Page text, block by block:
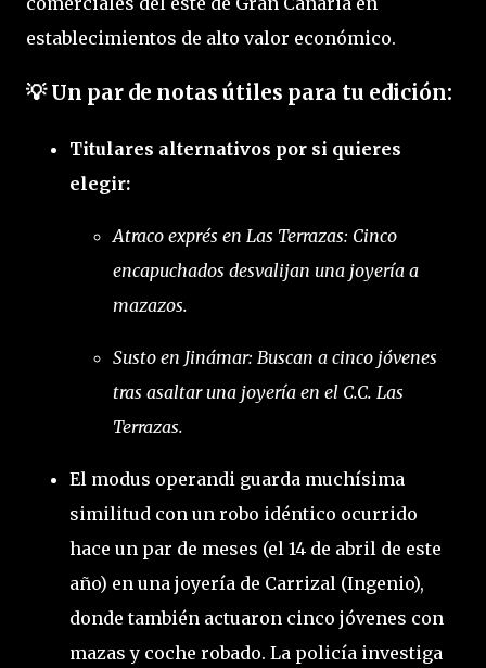
establecimientos de alto valor económico.
💡 Un par de notas útiles para tu edición:
Titulares alternativos por si quieres
elegir:
Atraco exprés en Las Terrazas: Cinco
encapuchados desvalijan una joyería a
mazazos.
Susto en Jinámar: Buscan a cinco jóvenes
tras asaltar una joyería en el C.C. Las
Terrazas.
El modus operandi guarda muchísima
similitud con un robo idéntico ocurrido
hace un par de meses (el 14 de abril de este
año) en una joyería de Carrizal (Ingenio),
donde también actuaron cinco jóvenes con
mazas y coche robado. La policía investiga